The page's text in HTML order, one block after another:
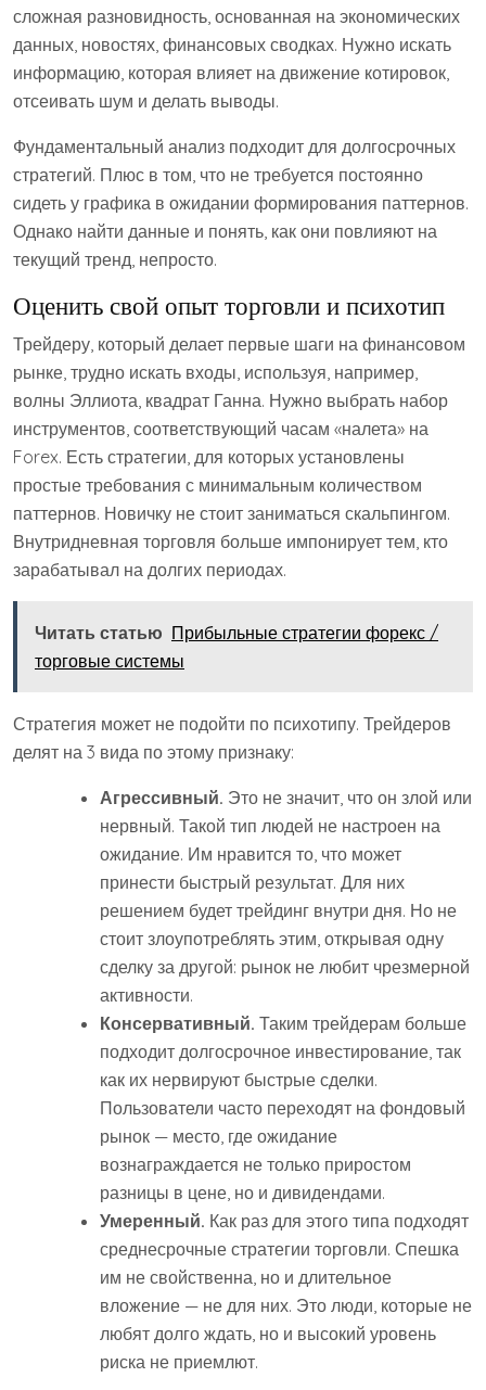
сложная разновидность, основанная на экономических
данных, новостях, финансовых сводках. Нужно искать
информацию, которая влияет на движение котировок,
отсеивать шум и делать выводы.
Фундаментальный анализ подходит для долгосрочных
стратегий. Плюс в том, что не требуется постоянно
сидеть у графика в ожидании формирования паттернов.
Однако найти данные и понять, как они повлияют на
текущий тренд, непросто.
Оценить свой опыт торговли и психотип
Трейдеру, который делает первые шаги на финансовом
рынке, трудно искать входы, используя, например,
волны Эллиота, квадрат Ганна. Нужно выбрать набор
инструментов, соответствующий часам «налета» на
Forex. Есть стратегии, для которых установлены
простые требования с минимальным количеством
паттернов. Новичку не стоит заниматься скальпингом.
Внутридневная торговля больше импонирует тем, кто
зарабатывал на долгих периодах.
Читать статью Прибыльные стратегии форекс /
торговые системы
Стратегия может не подойти по психотипу. Трейдеров
делят на 3 вида по этому признаку:
Агрессивный. Это не значит, что он злой или
нервный. Такой тип людей не настроен на
ожидание. Им нравится то, что может
принести быстрый результат. Для них
решением будет трейдинг внутри дня. Но не
стоит злоупотреблять этим, открывая одну
сделку за другой: рынок не любит чрезмерной
активности.
Консервативный. Таким трейдерам больше
подходит долгосрочное инвестирование, так
как их нервируют быстрые сделки.
Пользователи часто переходят на фондовый
рынок — место, где ожидание
вознаграждается не только приростом
разницы в цене, но и дивидендами.
Умеренный. Как раз для этого типа подходят
среднесрочные стратегии торговли. Спешка
им не свойственна, но и длительное
вложение — не для них. Это люди, которые не
любят долго ждать, но и высокий уровень
риска не приемлют.